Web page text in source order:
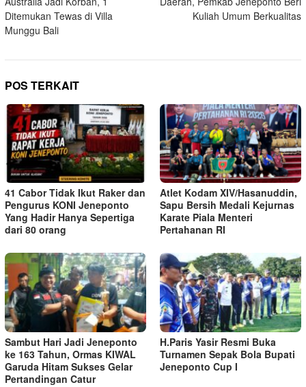
Ditemukan Tewas di Villa
Munggu Bali
Kuliah Umum Berkualitas
POS TERKAIT
41 Cabor Tidak Ikut Raker dan
Pengurus KONI Jeneponto
Yang Hadir Hanya Sepertiga
dari 80 orang
Atlet Kodam XIV/Hasanuddin,
Sapu Bersih Medali Kejurnas
Karate Piala Menteri
Pertahanan RI
Sambut Hari Jadi Jeneponto
ke 163 Tahun, Ormas KIWAL
Garuda Hitam Sukses Gelar
Pertandingan Catur
H.Paris Yasir Resmi Buka
Turnamen Sepak Bola Bupati
Jeneponto Cup I